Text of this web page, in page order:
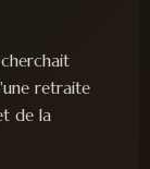
retraite
de la